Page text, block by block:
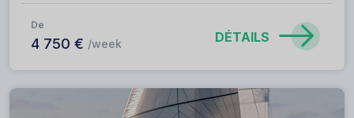
De
4 750 € /week DÉTAILS